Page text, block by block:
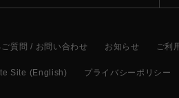
質問 / お問い合わせ お知らせ ご利
Site (English) プライバシーポリシー